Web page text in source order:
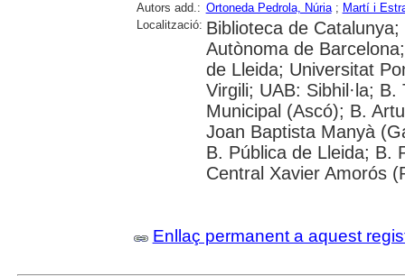
Autors add.: Ortoneda Pedrola, Núria; Martí i
Localització: Biblioteca de
Autònoma de
de Lleida; Universitat
Virgili; UAB: Sibhil·la;
Municipal (Ascó); B.
Joan Baptista Manyà
B. Pública de Lleida; B.
Central Xavier Amorós
Enllaç permanent a aquest